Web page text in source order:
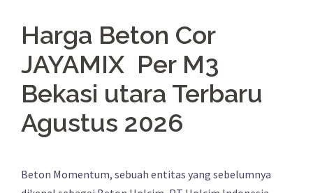
Harga Beton Cor
JAYAMIX Per M3
Bekasi utara Terbaru
Agustus 2026
Beton Momentum, sebuah entitas yang sebelumnya